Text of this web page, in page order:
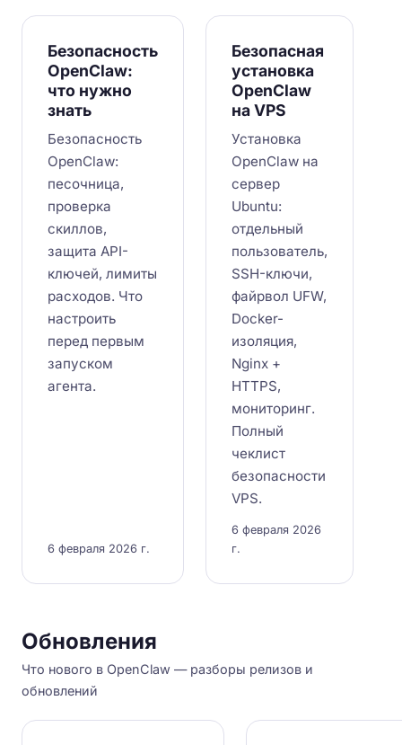
Безопасность
OpenClaw:
что нужно
знать
Безопасность
OpenClaw:
песочница,
проверка
скиллов,
защита API-
ключей, лимиты
расходов. Что
настроить
перед первым
запуском
агента.
6 февраля 2026 г.
Безопасная
установка
OpenClaw
на VPS
Установка
OpenClaw на
сервер
Ubuntu:
отдельный
пользователь,
SSH-ключи,
файрвол UFW,
Docker-
изоляция,
Nginx +
HTTPS,
мониторинг.
Полный
чеклист
безопасности
VPS.
6 февраля 2026
г.
Обновления
Что нового в OpenClaw — разборы релизов и
обновлений